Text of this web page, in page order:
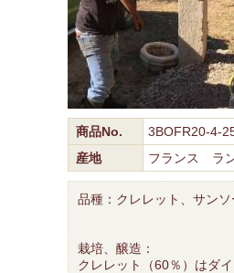
商品No. 3BOFR20-4-
産地
フランス ラ
品種：クレレット、サンソ
栽培、醸造：
クレレット（60％）はダイ